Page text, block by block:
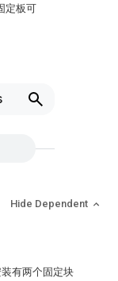
定板可
Hide Dependent
有两个固定块